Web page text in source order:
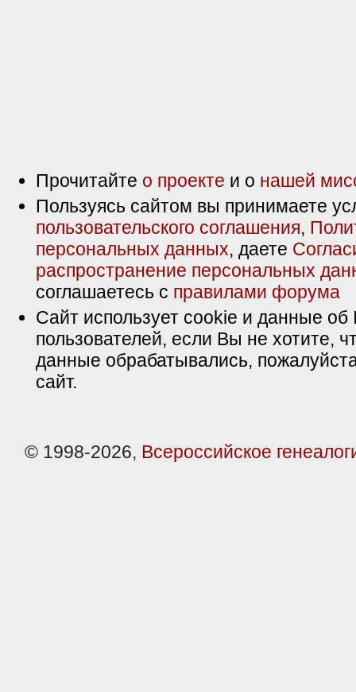
Прочитайте о проекте и о нашей
Пользуясь сайтом вы принимаете
пользовательского соглашения,
персональных данных, даете
распространение персональных
соглашаетесь с правилами форума
Сайт использует cookie и данные об
пользователей, если Вы не хотите,
данные обрабатывались,
сайт.
© 1998-2026, Всероссийское